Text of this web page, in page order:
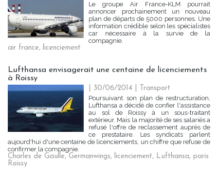
Le groupe Air France-KLM pourrait
annoncer prochainement un nouveau
plan de départs de 5000 personnes. Une
information crédible selon les spécialistes
car nécessaire à la survie de la
compagnie.
air france, licenciement
Lufthansa envisagerait une centaine de licenciements
à Roissy
| 30/06/2014
Transport
Poursuivant son plan de restructuration,
Lufthansa a décidé de confier l'assistance
au sol de Roissy à un sous-traitant
extérieur. Mais la majorité de ses salariés a
refusé l'offre de reclassement auprès de
ce prestataire. Les syndicats parlent
aujourd'hui d'une centaine de licenciements, un chiffre que refuse de
confirmer la compagnie.
Charles de Gaulle, Germanwings, licenciement, Lufthansa, paris
Roissy